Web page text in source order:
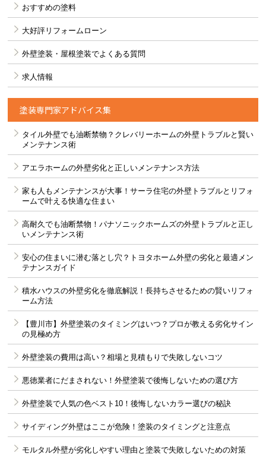
おすすめの塗料
大好評リフォームローン
外壁塗装・屋根塗装でよくある質問
求人情報
塗装専門家アドバイス集
タイル外壁でも油断禁物？クレバリーホームの外壁トラブルと賢い
メンテナンス術
アエラホームの外壁劣化と正しいメンテナンス方法
家も人もメンテナンスが大事！サーラ住宅の外壁トラブルとリフォ
ームで叶える快適な住まい
高耐久でも油断禁物！パナソニックホームズの外壁トラブルと正し
いメンテナンス術
安心の住まいに潜む落とし穴？トヨタホーム外壁の劣化と最適メン
テナンスガイド
積水ハウスの外壁劣化を徹底解説！長持ちさせるための賢いリフォ
ーム方法
【豊川市】外壁塗装のタイミングはいつ？プロが教える劣化サイン
の見極め方
外壁塗装の費用は高い？相場と見積もりで失敗しないコツ
悪徳業者にだまされない！外壁塗装で後悔しないための選び方
外壁塗装で人気の色ベスト10！後悔しないカラー選びの秘訣
サイディング外壁はここが危険！塗装のタイミングと注意点
モルタル外壁が劣化しやすい理由と塗装で失敗しないための対策